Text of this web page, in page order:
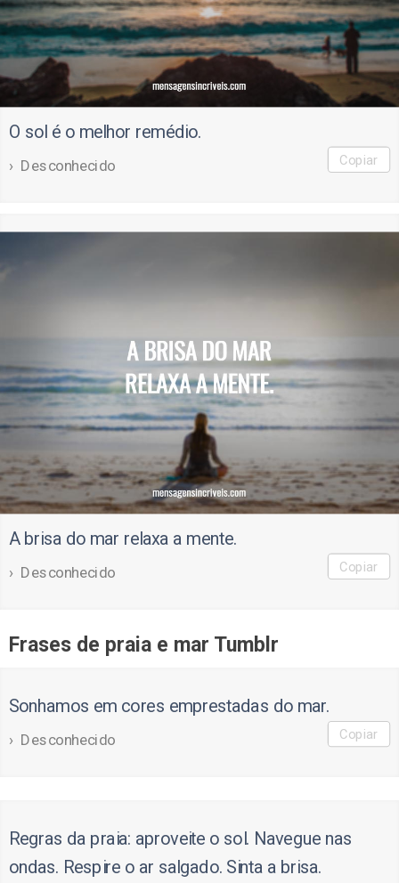
O sol é o melhor remédio.
Desconhecido Copiar
A brisa do mar relaxa a mente.
Desconhecido Copiar
Frases de praia e mar Tumblr
Sonhamos em cores emprestadas do mar.
Desconhecido Copiar
Regras da praia: aproveite o sol. Navegue nas
ondas. Respire o ar salgado. Sinta a brisa.